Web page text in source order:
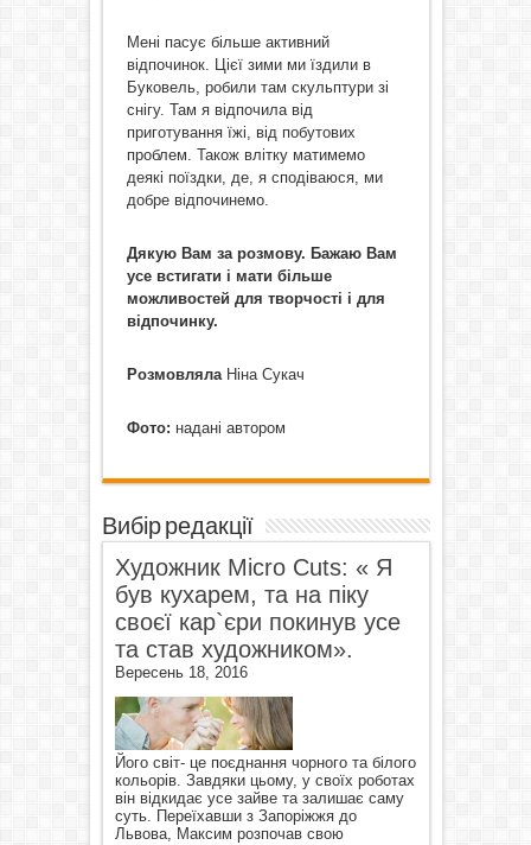
Мені пасує більше активний
відпочинок. Цієї зими ми їздили в
Буковель, робили там скульптури зі
снігу. Там я відпочила від
приготування їжі, від побутових
проблем. Також влітку матимемо
деякі поїздки, де, я сподіваюся, ми
добре відпочинемо.
Дякую Вам за розмову. Бажаю Вам
усе встигати і мати більше
можливостей для творчості і для
відпочинку.
Розмовляла Ніна Сукач
Фото: надані автором
Вибір редакції
Художник Micro Cuts: « Я
був кухарем, та на піку
своєї кар`єри покинув усе
та став художником».
Вересень 18, 2016
Його світ- це поєднання чорного та білого
кольорів. Завдяки цьому, у своїх роботах
він відкидає усе зайве та залишає саму
суть. Переїхавши з Запоріжжя до
Львова, Максим розпочав свою